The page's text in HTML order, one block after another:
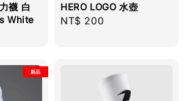
襪 白
White
HERO LOGO 水壺
Regular
NT$ 200
新品